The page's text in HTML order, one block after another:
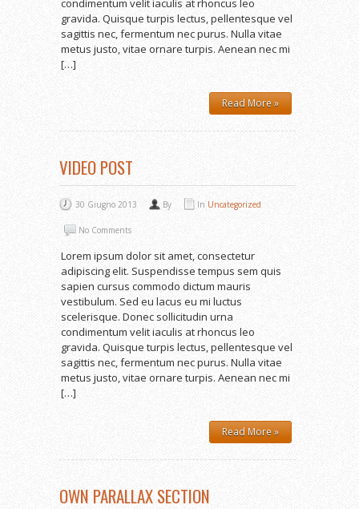
condimentum velit iaculis at rhoncus leo
gravida. Quisque turpis lectus, pellentesque vel
sagittis nec, fermentum nec purus. Nulla vitae
metus justo, vitae ornare turpis. Aenean nec mi
[…]
Read More »
VIDEO POST
30 Giugno 2013 By In Uncategorized
No Comments
Lorem ipsum dolor sit amet, consectetur
adipiscing elit. Suspendisse tempus sem quis
sapien cursus commodo dictum mauris
vestibulum. Sed eu lacus eu mi luctus
scelerisque. Donec sollicitudin urna
condimentum velit iaculis at rhoncus leo
gravida. Quisque turpis lectus, pellentesque vel
sagittis nec, fermentum nec purus. Nulla vitae
metus justo, vitae ornare turpis. Aenean nec mi
[…]
Read More »
OWN PARALLAX SECTION